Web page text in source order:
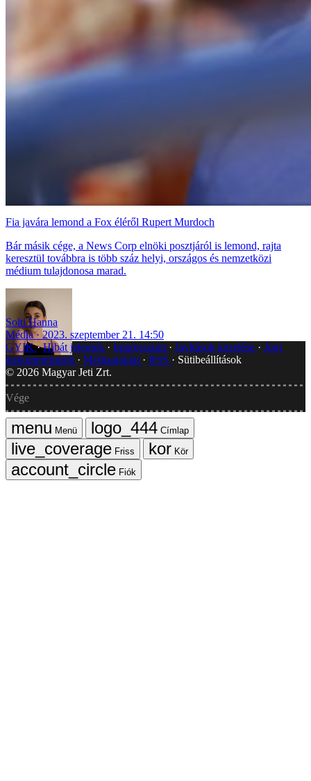
Fia javára lemond a Fox éléről Rupert Murdoch
Bár másik cége, a News Corp elnöki posztjáról is lemond, rajta
keresztül továbbra is több száz helyi, országos és nemzetközi
médium tulajdonosa marad.
Solti Hanna
Média
2023. szeptember 21. 14:50
GYIK Hibát jelentek Impresszum Javítások kezelése
Jogi
dokumentumok
Médiaajánlat RSS
Sütibeállítások
© 2026 Magyar Jeti Zrt.
Vége
Menü
Címlap
Friss
Kör
Fiók